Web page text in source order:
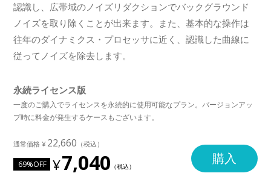
認識し、広帯域のノイズリダクションでバックグラウンド
ノイズを取り除くことが出来ます。また、基本的な操作は
往年のダイナミクス・プロセッサに近く、認識した曲線に
従ってノイズを除去します。
永続ライセンス版
一度のご購入でライセンスを永続的に使用可能なプラン。バージョンアッ
プ時に料金が発生するケースもございます。
22,660
69%OFF 7,040 購入